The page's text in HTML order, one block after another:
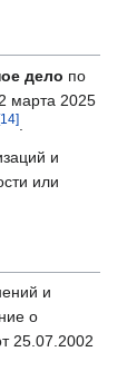
дело по
марта 2025
.
и
или
и
о
25.07.2002